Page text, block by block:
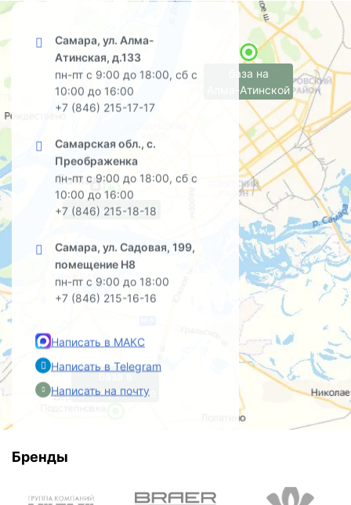
Самара, ул. Алма-
Атинская, д.133
пн-пт с 9:00 до 18:00, сб с
10:00 до 16:00
+7 (846) 215-17-17
Самарская обл., с.
Преображенка
пн-пт с 9:00 до 18:00, сб с
10:00 до 16:00
+7 (846) 215-18-18
Самара, ул. Садовая, 199,
помещение Н8
пн-пт с 9:00 до 18:00
+7 (846) 215-16-16
Написать в МАКС
Написать в Telegram
Написать на почту
офис на Садовой
база в
Преображенке
база на
Алма-Атинской
Бренды